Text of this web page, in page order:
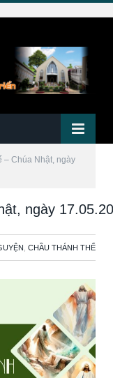
– Chúa Nhật, ngày
ngày
CHẦU THÁNH THỂ